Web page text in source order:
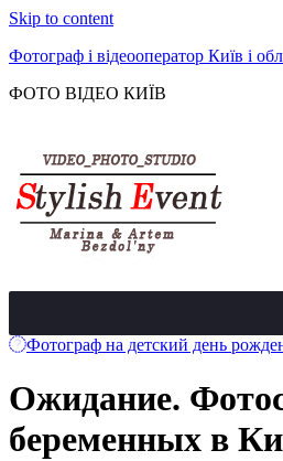
Skip to content
Фотограф і відеооператор Київ і
ФОТО ВІДЕО КИЇВ
Фотограф на детский день
Ожидание.
беременных в